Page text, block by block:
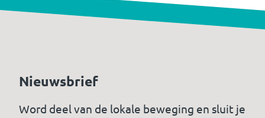
Nieuwsbrief
Word deel van de lokale beweging en sluit je